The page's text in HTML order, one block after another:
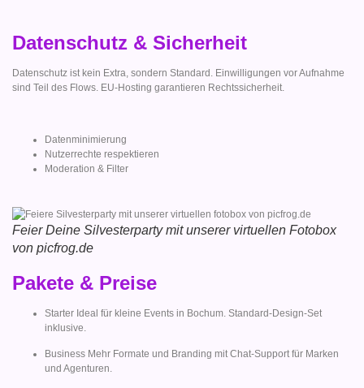
Datenschutz & Sicherheit
Datenschutz ist kein Extra, sondern Standard. Einwilligungen vor Aufnahme
sind Teil des Flows. EU-Hosting garantieren Rechtssicherheit.
Datenminimierung
Nutzerrechte respektieren
Moderation & Filter
Feier Deine Silvesterparty mit unserer virtuellen Fotobox
von picfrog.de
Pakete & Preise
Starter Ideal für kleine Events in Bochum. Standard-Design-Set
inklusive.
Business Mehr Formate und Branding mit Chat-Support für Marken
und Agenturen.